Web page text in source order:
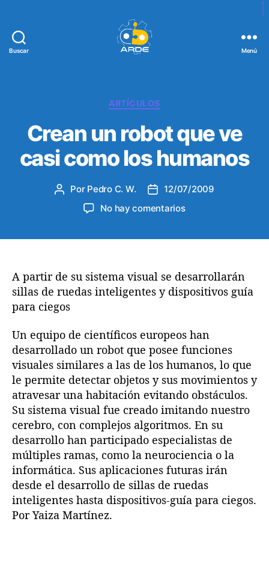
Buscar
d
e
A
R
D
E
Menú
C
t
e
g
o
í
a
ARTÍCULOS
Crean un robot que ve
casi como los humanos
A
r
l
a
e
t
r
a
a
Por Pedro C. W.
F
c
a
l
a
t
r
a
a
12/07/2009
No hay comentariose
a
u
o
b
o
t
q
u
v
e
c
a
s
i
A partir de su sistema visual se desarrollarán
sillas de ruedas inteligentes y dispositivos guía
para ciegos
Un equipo de científicos europeos han
desarrollado un robot que posee funciones
visuales similares a las de los humanos, lo que
le permite detectar objetos y sus movimientos y
atravesar una habitación evitando obstáculos.
Su sistema visual fue creado imitando nuestro
cerebro, con complejos algoritmos. En su
desarrollo han participado especialistas de
múltiples ramas, como la neurociencia o la
informática. Sus aplicaciones futuras irán
desde el desarrollo de sillas de ruedas
inteligentes hasta dispositivos-guía para ciegos.
Por Yaiza Martínez.